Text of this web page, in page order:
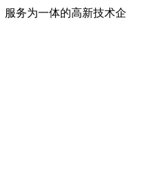
务为一体的高新技术企